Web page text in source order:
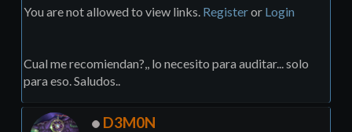
You are not allowed to view links. Registeror Login
Cual me recomiendan?,, lo necesito para auditar... solo
para eso. Saludos..
D3M0N